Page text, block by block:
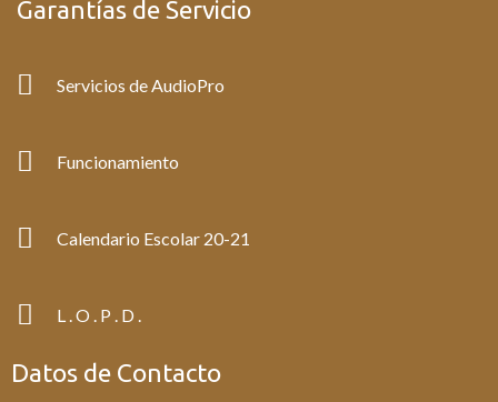
b
-
Garantías de Servicio
Servicios de AudioPro
Funcionamiento
Calendario Escolar 20-21
L . O . P . D .
Datos de Contacto